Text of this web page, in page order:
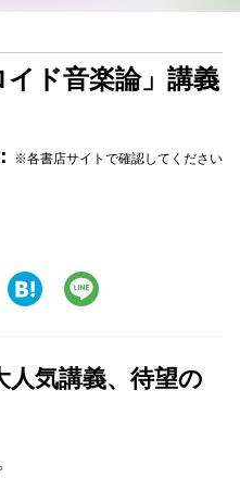
ド音楽論」講義
※各書店サイトで確認してください
人気講義、待望の